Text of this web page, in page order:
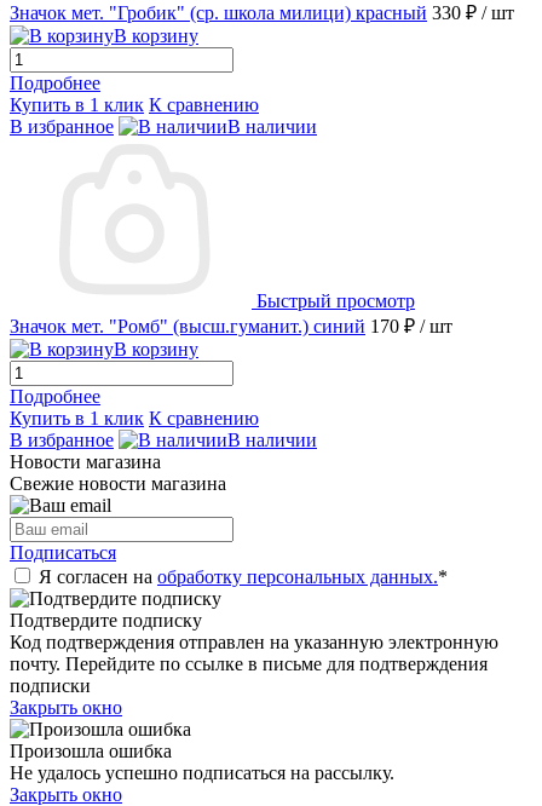
Значок мет. "Гробик" (ср. школа милици) красный 330 ₽ / шт
В корзину
Подробнее
Купить в 1 клик К сравнению
В избранное
В наличии
Быстрый просмотр
Значок мет. "Ромб" (высш.гуманит.) синий 170 ₽ / шт
В корзину
Подробнее
Купить в 1 клик К сравнению
В избранное
В наличии
Новости магазина
Свежие новости магазина
Подписаться
Я согласен на обработку персональных данных.*
Подтвердите подписку
Код подтверждения отправлен на указанную электронную
почту. Перейдите по ссылке в письме для подтверждения
подписки
Закрыть окно
Произошла ошибка
Не удалось успешно подписаться на рассылку.
Закрыть окно